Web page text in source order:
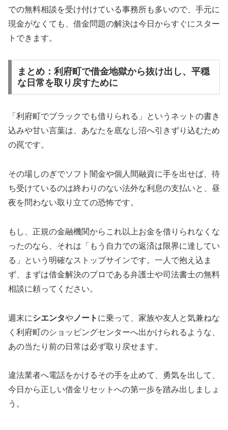
での無料相談を受け付けている事務所も多いので、手元に
現金がなくても、借金問題の解決は今日からすぐにスター
トできます。
まとめ：利府町で借金地獄から抜け出し、平穏
な日常を取り戻すために
「利府町でブラックでも借りられる」というネットの書き
込みや甘い言葉は、あなたを底なし沼へ引きずり込むため
の罠です。
その場しのぎでソフト闇金や個人間融資に手を出せば、待
ち受けているのは終わりのない法外な利息の支払いと、昼
夜を問わない取り立ての恐怖です。
もし、正規の金融機関からこれ以上お金を借りられなくな
ったのなら、それは「もう自力での返済は限界に達してい
る」という明確なストップサインです。一人で抱え込ま
ず、まずは借金解決のプロである弁護士や司法書士の無料
相談に頼ってください。
週末にシエンタや ノート に乗って、家族や友人と気兼ねな
く利府町のショッピングセンターへ出かけられるような、
あの当たり前の日常は必ず取り戻せます。
違法業者へ電話をかけるその手を止めて、勇気を出して、
今日から正しい借金リセットへの第一歩を踏み出しましょ
う。